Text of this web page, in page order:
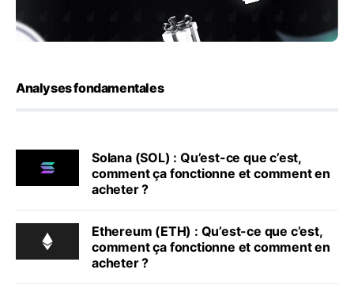
Analyses fondamentales
Solana (SOL) : Qu’est-ce que c’est,
comment ça fonctionne et comment en
acheter ?
Ethereum (ETH) : Qu’est-ce que c’est,
comment ça fonctionne et comment en
acheter ?